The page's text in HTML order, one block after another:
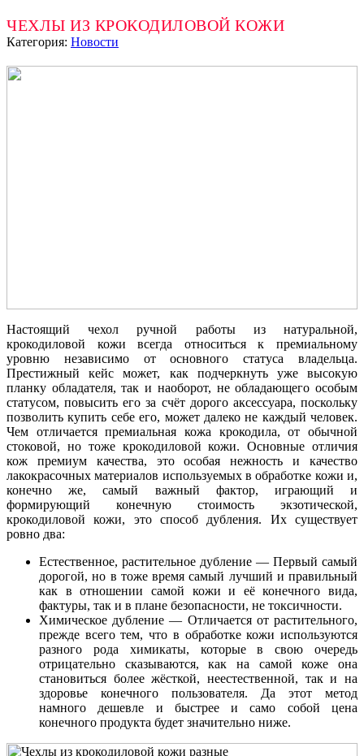
ЧЕХЛЫ ИЗ КРОКОДИЛОВОЙ КОЖИ
Категория: Новости
Настоящий чехол ручной работы из натуральной,
крокодиловой кожи всегда относиться к премиальному
уровню независимо от основного статуса владельца.
Престижный кейс может, как подчеркнуть уже высокую
планку обладателя, так и наоборот, не обладающего особым
статусом, повысить его за счёт дорого аксессуара, поскольку
позволить купить себе его, может далеко не каждый человек.
Чем отличается премиальная кожа крокодила, от обычной
стоковой, но тоже крокодиловой кожи. Основные отличия
кож премиум качества, это особая нежность и качество
лакокрасочных материалов используемых в обработке кожи и,
конечно же, самый важный фактор, играющий и
формирующий конечную стоимость экзотической,
крокодиловой кожи, это способ дубления. Их существует
ровно два:
Естественное, растительное дубление — Первый самый
дорогой, но в тоже время самый лучший и правильный
как в отношении самой кожи и её конечного вида,
фактуры, так и в плане безопасности, не токсичности.
Химическое дубление — Отличается от растительного,
прежде всего тем, что в обработке кожи используются
разного рода химикаты, которые в свою очередь
отрицательно сказываются, как на самой коже она
становиться более жёсткой, неестественной, так и на
здоровье конечного пользователя. Да этот метод
намного дешевле и быстрее и само собой цена
конечного продукта будет значительно ниже.